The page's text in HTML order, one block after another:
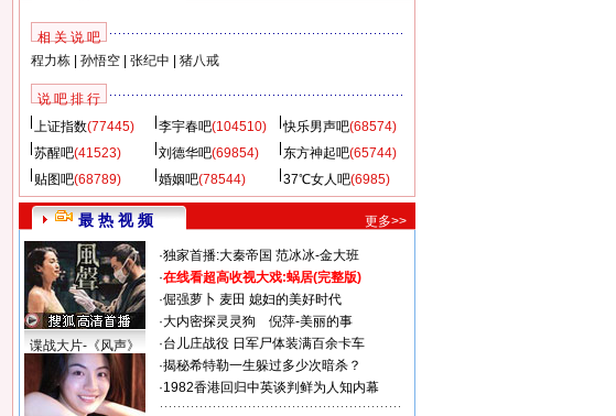
相 关 说 吧
程力栋| 孙悟空| 张纪中 猪八戒
说 吧 排 行
上证指数(77445) 李宇春吧(104510) 快乐男声吧(68574)
苏醒吧(41523) 刘德华吧(69854) 东方神起吧(65744)
贴图吧(68789) 婚姻吧(78544) 37℃女人吧(6985)
最 热 视 频 更多>>
谍战大片-《风声》
·独家首播:大秦帝国 范冰冰-金大班
·在线看超高收视大戏:蜗居(完整版)
·倔强萝卜 麦田 媳妇的美好时代
·大内密探灵灵狗
倪萍-美丽的事
·台儿庄战役 日军尸体装满百余卡车
·揭秘希特勒一生躲过多少次暗杀？
·1982香港回归中英谈判鲜为人知内幕